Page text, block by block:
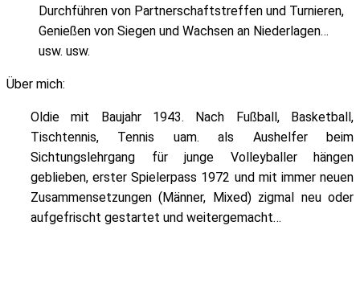
Durchführen von Partnerschaftstreffen und Turnieren,
Genießen von Siegen und Wachsen an Niederlagen…
usw. usw.
Über mich:
Oldie mit Baujahr 1943. Nach Fußball, Basketball,
Tischtennis, Tennis uam. als Aushelfer beim
Sichtungslehrgang für junge Volleyballer hängen
geblieben, erster Spielerpass 1972 und mit immer neuen
Zusammensetzungen (Männer, Mixed) zigmal neu oder
aufgefrischt gestartet und weitergemacht…